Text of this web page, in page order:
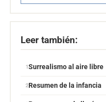
Leer también:
Surrealismo al aire libre
Resumen de la infancia